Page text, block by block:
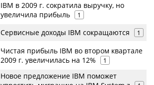
IBM в 2009 г. сократила выручку, но
увеличила прибыль
1
Сервисные доходы IBM сокращаются 1
Чистая прибыль IBM во втором квартале
2009 г. увеличилась на 12%
1
Новое предложение IBM поможет